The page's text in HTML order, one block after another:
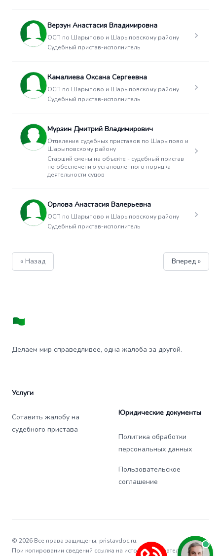
Верзун Анастасия Владимировна
ОСП по Шарыпово и Шарыповскому району
Судебный пристав-исполнитель
Камалиева Оксана Сергеевна
ОСП по Шарыпово и Шарыповскому району
Судебный пристав-исполнитель
Мурзин Дмитрий Владимирович
Отделение судебных приставов по Шарыпово и
Шарыповскому району
Старший смены на объекте - судебный пристав
по обеспечению установленного порядка
деятельности судов
Орлова Анастасия Валерьевна
ОСП по Шарыпово и Шарыповскому району
Судебный пристав-исполнитель
« Назад Вперед »
Делаем мир справедливее, одна жалоба за другой.
Услуги
Сотавить жалобу на
судебного пристава
Юридические документы
Политика обработки
персональных данных
Пользовательское
соглашение
© 2026 Все права защищены, pristavdoc.ru.
При копировании сведений ссылка на источник обязательна.